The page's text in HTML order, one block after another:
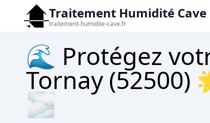
Traitement Humidité Cave
traitement-humidite-cave.fr
🌊 Protégez
Tornay (52500)
🌫